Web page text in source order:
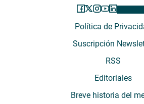
Política de
Suscripción
RSS
Editoriales
Breve historia del